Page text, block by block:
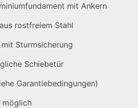
mit Ankern
rostfreiem Stahl
Sturmsicherung
Schiebetür
Garantiebedingungen)
möglich